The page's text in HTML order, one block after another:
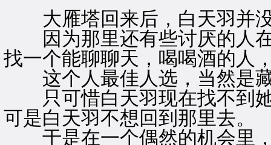
大雁塔回来后，白天羽并
因为那里还有些讨厌的人在
找一个能聊聊天，喝喝酒的人
这个人最佳人选，当然是
只可惜白天羽现在找不到她
可是白天羽不想回到那里去。
于是在一个偶然的机会里，